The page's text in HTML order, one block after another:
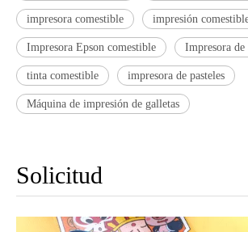
impresora comestible impresión
Impresora Epson comestible Impresora
tinta comestible impresora de pasteles
Máquina de impresión de galletas
Solicitud